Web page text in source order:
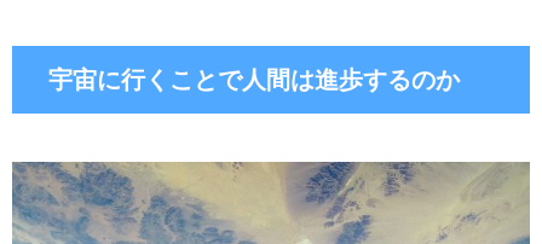
宇宙に行くことで人間は進歩するのか